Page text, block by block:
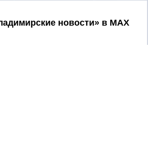
2017 © NEWSVLADIMIR.RU | СИ
«Информационное агентство
Принять